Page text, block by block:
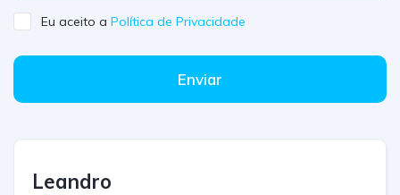
Eu aceito a Política de Privacidade
Enviar
Leandro